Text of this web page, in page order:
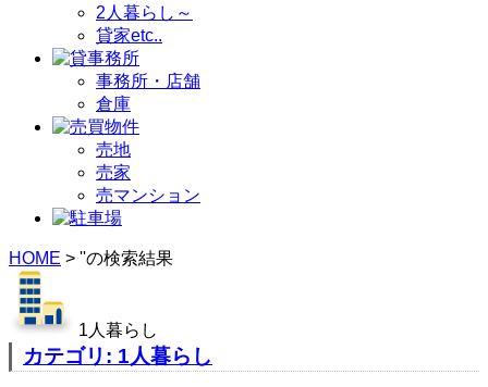
2人暮らし～
貸家etc..
事務所・店舗
倉庫
売地
売家
売マンション
HOME > ''の検索結果
1人暮らし
カテゴリ: 1人暮らし